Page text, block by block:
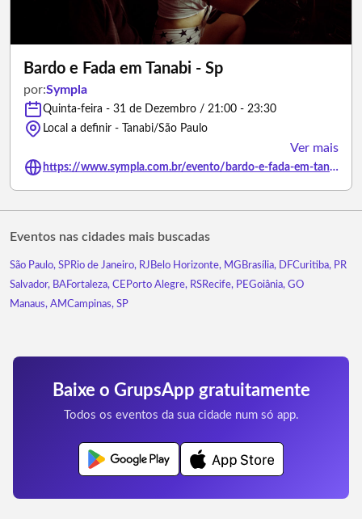
Bardo e Fada em Tanabi - Sp
por:Sympla
Quinta-feira - 31 de Dezembro / 21:00 - 23:30
Local a definir - Tanabi/São Paulo
Ver mais
https://www.sympla.com.br/evento/bardo-e-fada-em-tanabi-sp/3239810
Eventos nas cidades mais buscadas
São Paulo, SPRio de Janeiro, RJ Belo Horizonte, MG Brasília, DFCuritiba, PR
Salvador, BAFortaleza, CE Porto Alegre, RSRecife, PEGoiânia, GO
Manaus, AMCampinas, SP
Baixe o GrupsApp gratuitamente
Todos os eventos da sua cidade num só app.